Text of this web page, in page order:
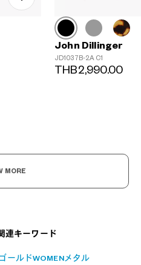
John Dillinger
JD1037B-2A C1
THB2,990.00
MORE
連キーワード
ゴールドWOMEN メタル